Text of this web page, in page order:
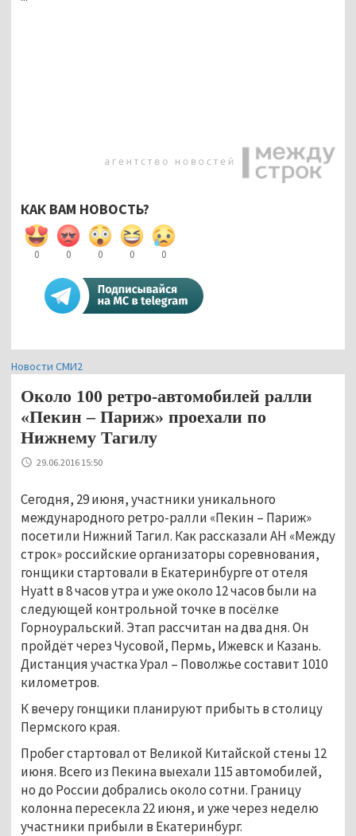
КАК ВАМ НОВОСТЬ?
0 0 0 0 0
Новости СМИ2
Около 100 ретро-автомобилей ралли
«Пекин – Париж» проехали по
Нижнему Тагилу
29.06.2016 15:50
Сегодня, 29 июня, участники уникального
международного ретро-ралли «Пекин – Париж»
посетили Нижний Тагил. Как рассказали АН «Между
строк» российские организаторы соревнования,
гонщики стартовали в Екатеринбурге от отеля
Hyatt в 8 часов утра и уже около 12 часов были на
следующей контрольной точке в посёлке
Горноуральский. Этап рассчитан на два дня. Он
пройдёт через Чусовой, Пермь, Ижевск и Казань.
Дистанция участка Урал – Поволжье составит 1010
километров.
К вечеру гонщики планируют прибыть в столицу
Пермского края.
Пробег стартовал от Великой Китайской стены 12
июня. Всего из Пекина выехали 115 автомобилей,
но до России добрались около сотни. Границу
колонна пересекла 22 июня, и уже через неделю
участники прибыли в Екатеринбург.